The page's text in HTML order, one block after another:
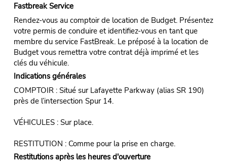
Fastbreak Service
Rendez-vous au comptoir de location de Budget. Présentez
votre permis de conduire et identifiez-vous en tant que
membre du service FastBreak. Le préposé à la location de
Budget vous remettra votre contrat déjà imprimé et les
clés du véhicule.
Indications générales
COMPTOIR : Situé sur Lafayette Parkway (alias SR 190)
près de l’intersection Spur 14.
VÉHICULES : Sur place.
RESTITUTION : Comme pour la prise en charge.
Restitutions après les heures d'ouverture